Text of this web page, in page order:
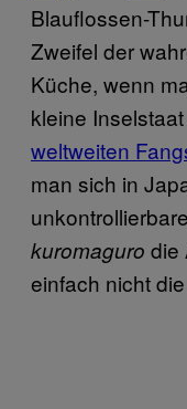
Blauflossen-
Zweifel der
Küche, wenn
kleine
weltweiten
man sich in
kuromaguro die
einfach nicht